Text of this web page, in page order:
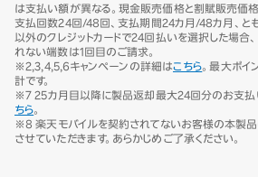
は支払い額が異なる。現金販売価格と割賦販売価格
支払回数24回/48回、支払期間24カ月/48カ月、と
以外のクレジットカードで24回払いを選択した場合
れない端数は1回目のご請求。
※2,3,4,5,6キャンペーンの詳細はこちら。最大ポイ
計です。
※7 25カ月目以降に製品返却最大24回分のお支払
ちら。
※8 楽天モバイルを契約されてないお客様の本製品
させていただきます。あらかじめご了承ください。